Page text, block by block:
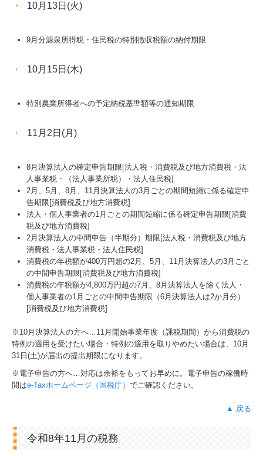
10月13日(火)
9月分源泉所得税・住民税の特別徴収税額の納付期限
10月15日(木)
特別農業所得者への予定納税基準額等の通知期限
11月2日(月)
8月決算法人の確定申告期限[法人税・消費税及び地方消費税・法
人事業税・（法人事業所税）・法人住民税]
2月、5月、8月、11月決算法人の3月ごとの期間短縮に係る確定申
告期限[消費税及び地方消費税]
法人・個人事業者の1月ごとの期間短縮に係る確定申告期限[消費
税及び地方消費税]
2月決算法人の中間申告（半期分）期限[法人税・消費税及び地方
消費税・法人事業税・法人住民税]
消費税の年税額が400万円超の2月、5月、11月決算法人の3月ごと
の中間申告期限[消費税及び地方消費税]
消費税の年税額が4,800万円超の7月、8月決算法人を除く法人・
個人事業者の1月ごとの中間申告期限（6月決算法人は2か月分）
[消費税及び地方消費税]
※10月決算法人の方へ…11月開始事業年度（課税期間）から消費税の
特例の適用を受けたい場合・特例の適用を取りやめたい場合は、10月
31日(土)が届出の提出期限になります。
※電子申告の方へ…対応は余裕をもってお早めに。電子申告の稼働時
間はe-Taxホームページ（国税庁） でご確認ください。
▲ 戻る
令和8年11月の税務